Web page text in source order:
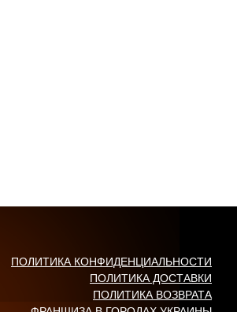
ПОЛИТИКА КОНФИДЕНЦИАЛЬНОСТИ
ПОЛИТИКА ДОСТАВКИ
ПОЛИТИКА ВОЗВРАТА